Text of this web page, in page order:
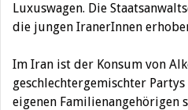
Luxuswagen. Die
die jungen IranerInnen
Im Iran ist der Konsum von
geschlechtergemischter
eigenen Familienangehörigen